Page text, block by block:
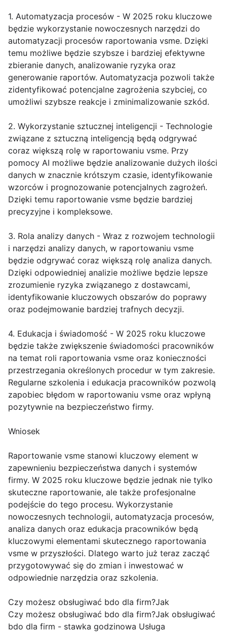
1. Automatyzacja procesów - W 2025 roku kluczowe
będzie wykorzystanie nowoczesnych narzędzi do
automatyzacji procesów raportowania vsme. Dzięki
temu możliwe będzie szybsze i bardziej efektywne
zbieranie danych, analizowanie ryzyka oraz
generowanie raportów. Automatyzacja pozwoli także
zidentyfikować potencjalne zagrożenia szybciej, co
umożliwi szybsze reakcje i zminimalizowanie szkód.
2. Wykorzystanie sztucznej inteligencji - Technologie
związane z sztuczną inteligencją będą odgrywać
coraz większą rolę w raportowaniu vsme. Przy
pomocy AI możliwe będzie analizowanie dużych ilości
danych w znacznie krótszym czasie, identyfikowanie
wzorców i prognozowanie potencjalnych zagrożeń.
Dzięki temu raportowanie vsme będzie bardziej
precyzyjne i kompleksowe.
3. Rola analizy danych - Wraz z rozwojem technologii
i narzędzi analizy danych, w raportowaniu vsme
będzie odgrywać coraz większą rolę analiza danych.
Dzięki odpowiedniej analizie możliwe będzie lepsze
zrozumienie ryzyka związanego z dostawcami,
identyfikowanie kluczowych obszarów do poprawy
oraz podejmowanie bardziej trafnych decyzji.
4. Edukacja i świadomość - W 2025 roku kluczowe
będzie także zwiększenie świadomości pracowników
na temat roli raportowania vsme oraz konieczności
przestrzegania określonych procedur w tym zakresie.
Regularne szkolenia i edukacja pracowników pozwolą
zapobiec błędom w raportowaniu vsme oraz wpłyną
pozytywnie na bezpieczeństwo firmy.
Wniosek
Raportowanie vsme stanowi kluczowy element w
zapewnieniu bezpieczeństwa danych i systemów
firmy. W 2025 roku kluczowe będzie jednak nie tylko
skuteczne raportowanie, ale także profesjonalne
podejście do tego procesu. Wykorzystanie
nowoczesnych technologii, automatyzacja procesów,
analiza danych oraz edukacja pracowników będą
kluczowymi elementami skutecznego raportowania
vsme w przyszłości. Dlatego warto już teraz zacząć
przygotowywać się do zmian i inwestować w
odpowiednie narzędzia oraz szkolenia.
Czy możesz obsługiwać bdo dla firm?Jak
Czy możesz obsługiwać bdo dla firm?Jak obsługiwać
bdo dla firm - stawka godzinowa Usługa